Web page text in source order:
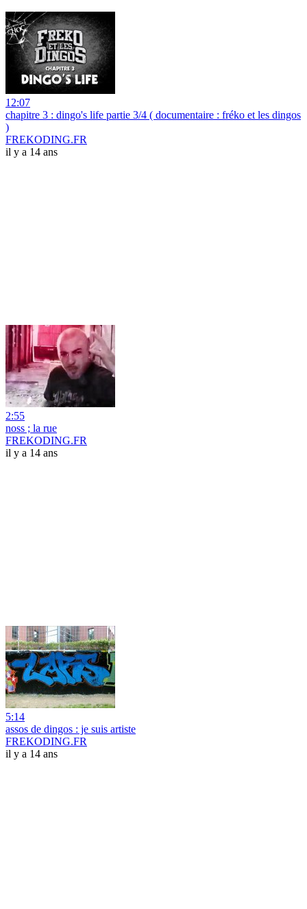
12:07
chapitre 3 : dingo's life partie 3/4 ( documentaire : fréko et les dingos
)
FREKODING.FR
il y a 14 ans
2:55
noss ; la rue
FREKODING.FR
il y a 14 ans
5:14
assos de dingos : je suis artiste
FREKODING.FR
il y a 14 ans